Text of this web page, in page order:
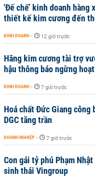
'Đế chế’ kinh doanh hàng
thiết kế kim cương đến
KINH DOANH - 12 giờ trước
Hãng kim cương tài trợ
hậu thông báo ngừng
KINH DOANH - 7 giờ trước
Hoá chất Đức Giang công
DGC tăng trần
DOANH NGHIỆP - 7 giờ trước
Con gái tỷ phú Phạm
sinh thái Vingroup